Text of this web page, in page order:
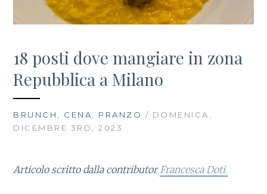
18 posti dove mangiare in zona
Repubblica a Milano
BRUNCH , CENA, PRANZO / DOMENICA,
DICEMBRE 3RD, 2023
Articolo scritto dalla contributorFrancesca Doti